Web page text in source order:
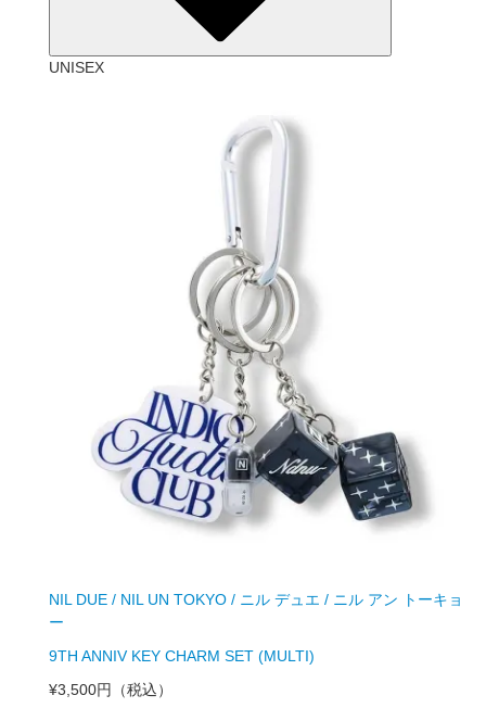
UNISEX
NIL DUE / NIL UN TOKYO / ニル デュエ / ニル アン トーキョ
ー
9TH ANNIV KEY CHARM SET (MULTI)
¥3,500円
（税込）